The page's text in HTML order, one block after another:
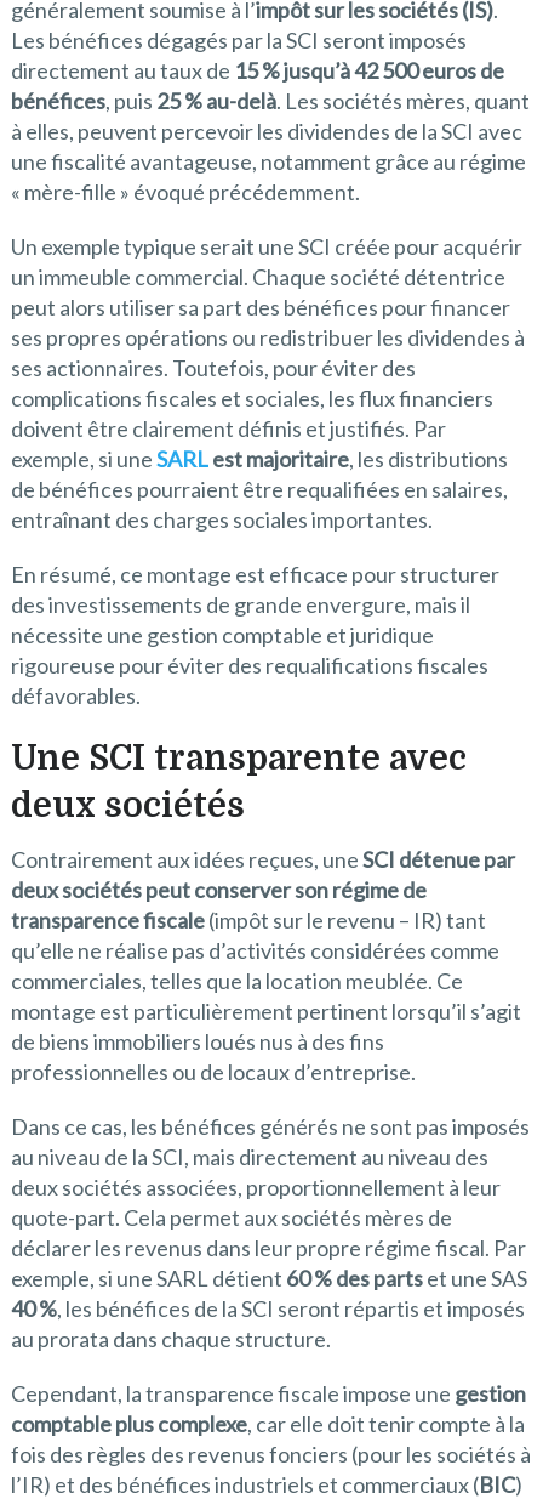
généralement soumise à l’impôt sur les sociétés (IS).
Les bénéfices dégagés par la SCI seront imposés
directement au taux de 15 % jusqu’à 42 500 euros de
bénéfices, puis 25 % au-delà. Les sociétés mères, quant
à elles, peuvent percevoir les dividendes de la SCI avec
une fiscalité avantageuse, notamment grâce au régime
« mère-fille » évoqué précédemment.
Un exemple typique serait une SCI créée pour acquérir
un immeuble commercial. Chaque société détentrice
peut alors utiliser sa part des bénéfices pour financer
ses propres opérations ou redistribuer les dividendes à
ses actionnaires. Toutefois, pour éviter des
complications fiscales et sociales, les flux financiers
doivent être clairement définis et justifiés. Par
exemple, si uneSARLest majoritaire, les distributions
de bénéfices pourraient être requalifiées en salaires,
entraînant des charges sociales importantes.
En résumé, ce montage est efficace pour structurer
des investissements de grande envergure, mais il
nécessite une gestion comptable et juridique
rigoureuse pour éviter des requalifications fiscales
défavorables.
Une SCI transparente avec
deux sociétés
Contrairement aux idées reçues, uneSCI détenue par
deux sociétés peut conserver son régime de
transparence fiscale(impôt sur le revenu – IR) tant
qu’elle ne réalise pas d’activités considérées comme
commerciales, telles que la location meublée. Ce
montage est particulièrement pertinent lorsqu’il s’agit
de biens immobiliers loués nus à des fins
professionnelles ou de locaux d’entreprise.
Dans ce cas, les bénéfices générés ne sont pas imposés
au niveau de la SCI, mais directement au niveau des
deux sociétés associées, proportionnellement à leur
quote-part. Cela permet aux sociétés mères de
déclarer les revenus dans leur propre régime fiscal. Par
exemple, si une SARL détient 60 % des partset une SAS
40 %, les bénéfices de la SCI seront répartis et imposés
au prorata dans chaque structure.
Cependant, la transparence fiscale impose une gestion
comptable plus complexe, car elle doit tenir compte à la
fois des règles des revenus fonciers (pour les sociétés à
l’IR) et des bénéfices industriels et commerciaux (BIC)